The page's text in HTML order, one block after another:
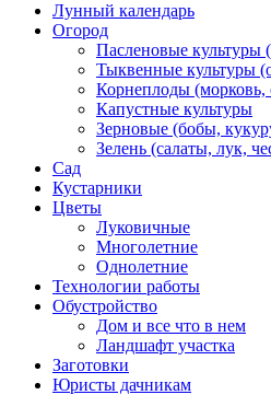
Лунный календарь
Огород
Пасленовые культуры
Тыквенные культуры
Корнеплоды (морковь,
Капустные культуры
Зерновые (бобы,
Зелень (салаты, лук,
Сад
Кустарники
Цветы
Луковичные
Многолетние
Однолетние
Технологии работы
Обустройство
Дом и все что в нем
Ландшафт участка
Заготовки
Юристы дачникам